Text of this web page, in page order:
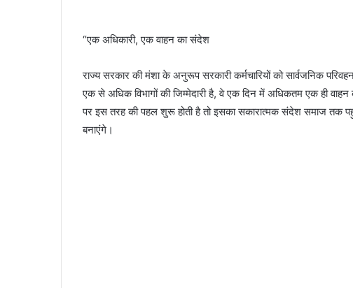
“एक अधिकारी, एक वाहन का संदेश
राज्य सरकार की मंशा के अनुरूप सरकारी कर्मचारियों को सार्वजनिक
एक से अधिक विभागों की जिम्मेदारी है, वे एक दिन में अधिकतम एक ही
पर इस तरह की पहल शुरू होती है तो इसका सकारात्मक संदेश समाज तक
बनाएंगे।